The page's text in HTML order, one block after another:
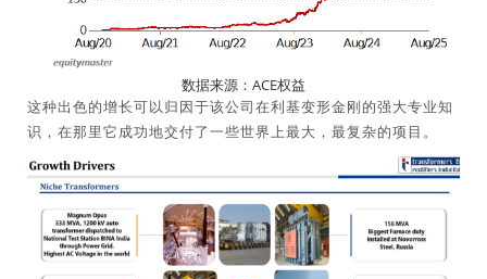
数据来源：ACE权益
这种出色的增长可以归因于该公司在利基变形金刚的强大专业知
识，在那里它成功地交付了一些世界上最大，最复杂的项目。